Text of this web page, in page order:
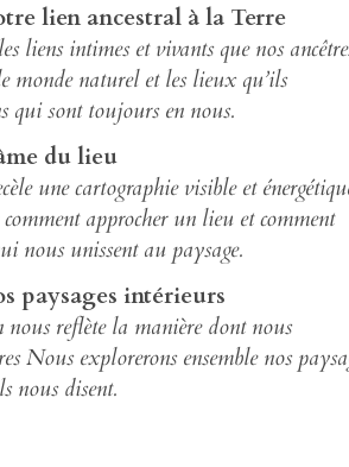
lien ancestral à la Terre
liens intimes et vivants que nos
monde naturel et les lieux qu’ils
qui sont toujours en nous.
du lieu
une cartographie visible et
approcher un lieu et comment
nous unissent au paysage.
paysages intérieurs
nous reflète la manière dont nous
Nous explorerons ensemble nos
nous disent.